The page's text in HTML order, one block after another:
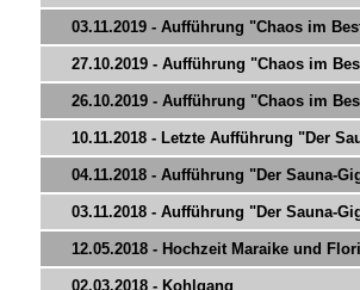
03.11.2019 - Aufführung "Chaos im
27.10.2019 - Aufführung "Chaos im
26.10.2019 - Aufführung "Chaos im
10.11.2018 - Letzte Aufführung "Der
04.11.2018 - Aufführung "Der Sauna-
03.11.2018 - Aufführung "Der Sauna-
12.05.2018 - Hochzeit Maraike und
02.03.2018 - Kohlgang